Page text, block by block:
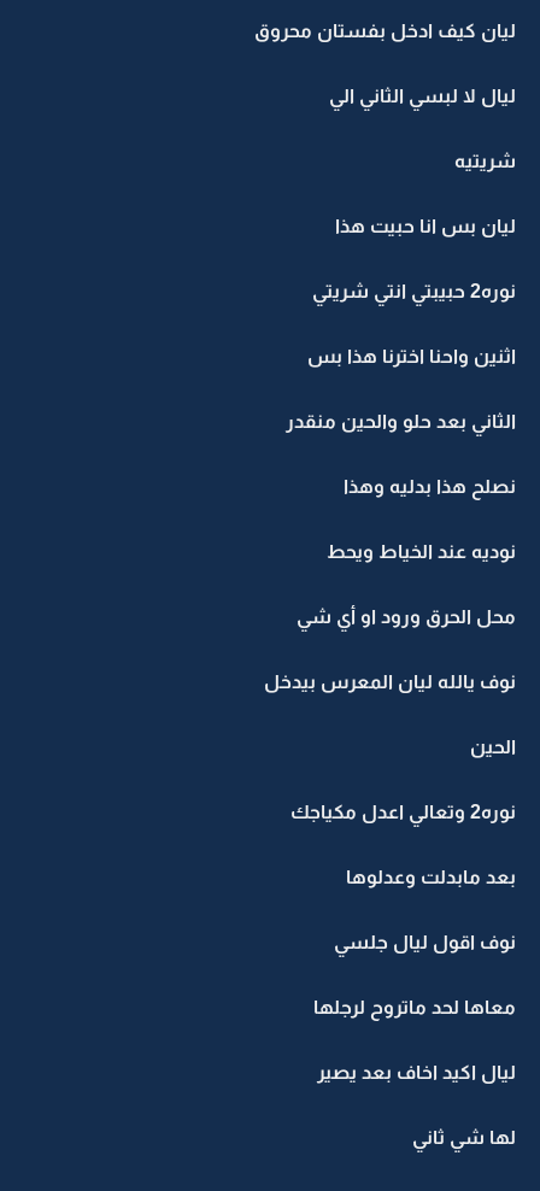
ليان كيف ادخل بفستان محروق
ليال لا لبسي الثاني الي
شريتيه
ليان بس انا حبيت هذا
نوره2 حبيبتي انتي شريتي
اثنين واحنا اخترنا هذا بس
الثاني بعد حلو والحين منقدر
نصلح هذا بدليه وهذا
نوديه عند الخياط ويحط
محل الحرق ورود او أي شي
نوف يالله ليان المعرس بيدخل
الحين
نوره2 وتعالي اعدل مكياجك
بعد مابدلت وعدلوها
نوف اقول ليال جلسي
معاها لحد ماتروح لرجلها
ليال اكيد اخاف بعد يصير
لها شي ثاني